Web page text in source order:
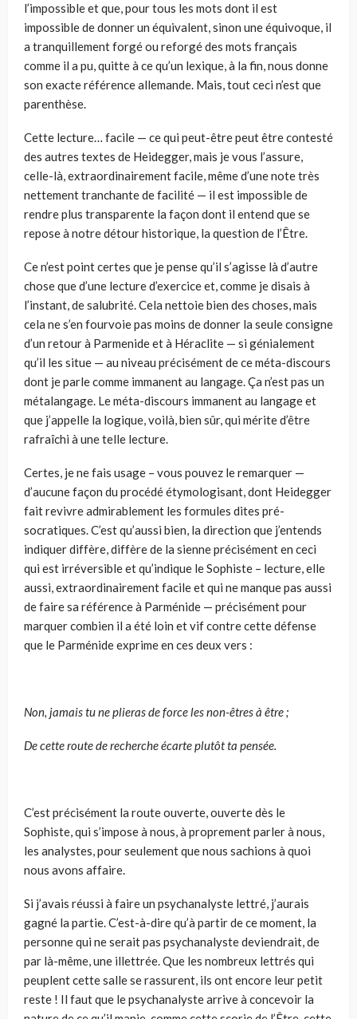
l’impossible et que, pour tous les mots dont il est
impossible de donner un équivalent, sinon une équivoque, il
a tranquillement forgé ou reforgé des mots français
comme il a pu, quitte à ce qu’un lexique, à la fin, nous donne
son exacte référence allemande. Mais, tout ceci n’est que
parenthèse.
Cette lecture… facile — ce qui peut-être peut être contesté
des autres textes de Heidegger, mais je vous l’assure,
celle-là, extraordinairement facile, même d’une note très
nettement tranchante de facilité — il est impossible de
rendre plus transparente la façon dont il entend que se
repose à notre détour historique, la question de l’Être.
Ce n’est point certes que je pense qu’il s’agisse là d’autre
chose que d’une lecture d’exercice et, comme je disais à
l’instant, de salubrité. Cela nettoie bien des choses, mais
cela ne s’en fourvoie pas moins de donner la seule consigne
d’un retour à Parmenide et à Héraclite — si génialement
qu’il les situe — au niveau précisément de ce méta-discours
dont je parle comme immanent au langage. Ça n’est pas un
métalangage. Le méta-discours immanent au langage et
que j’appelle la logique, voilà, bien sûr, qui mérite d’être
rafraîchi à une telle lecture.
Certes, je ne fais usage – vous pouvez le remarquer —
d’aucune façon du procédé étymologisant, dont Heidegger
fait revivre admirablement les formules dites pré-
socratiques. C’est qu’aussi bien, la direction que j’entends
indiquer diffère, diffère de la sienne précisément en ceci
qui est irréversible et qu’indique le Sophiste – lecture, elle
aussi, extraordinairement facile et qui ne manque pas aussi
de faire sa référence à Parménide — précisément pour
marquer combien il a été loin et vif contre cette défense
que le Parménide exprime en ces deux vers :
Non, jamais tu ne plieras de force les non-êtres à être ;
De cette route de recherche écarte plutôt ta pensée.
C’est précisément la route ouverte, ouverte dès le
Sophiste, qui s’impose à nous, à proprement parler à nous,
les analystes, pour seulement que nous sachions à quoi
nous avons affaire.
Si j’avais réussi à faire un psychanalyste lettré, j’aurais
gagné la partie. C’est-à-dire qu’à partir de ce moment, la
personne qui ne serait pas psychanalyste deviendrait, de
par là-même, une illettrée. Que les nombreux lettrés qui
peuplent cette salle se rassurent, ils ont encore leur petit
reste ! Il faut que le psychanalyste arrive à concevoir la